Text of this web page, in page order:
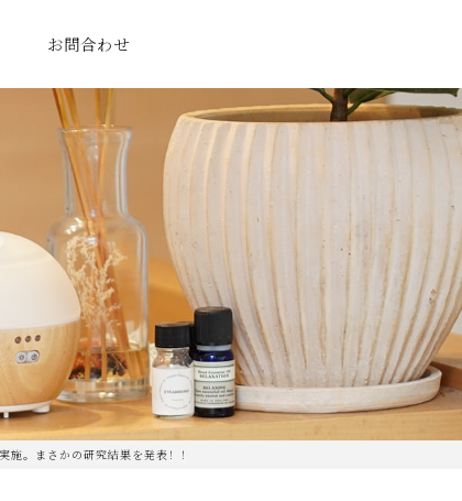
お問合わせ
施。まさかの研究結果を発表！！